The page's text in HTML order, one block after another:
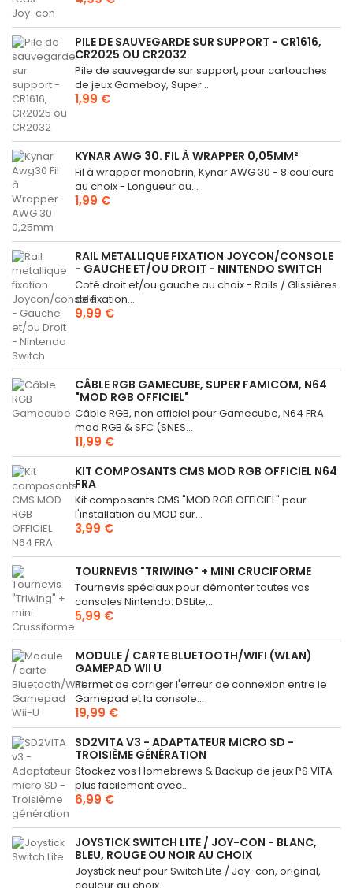
PILE DE SAUVEGARDE SUR SUPPORT - CR1616,
CR2025 OU CR2032
Pile de sauvegarde sur support, pour cartouches
de jeux Gameboy, Super...
1,99 €
KYNAR AWG 30. FIL À WRAPPER 0,05MM²
Fil à wrapper monobrin, Kynar AWG 30 - 8 couleurs
au choix - Longueur au...
1,99 €
RAIL METALLIQUE FIXATION JOYCON/CONSOLE
- GAUCHE ET/OU DROIT - NINTENDO SWITCH
Coté droit et/ou gauche au choix - Rails / Glissières
de fixation...
9,99 €
CÂBLE RGB GAMECUBE, SUPER FAMICOM, N64
"MOD RGB OFFICIEL"
Câble RGB, non officiel pour Gamecube, N64 FRA
mod RGB & SFC (SNES...
11,99 €
KIT COMPOSANTS CMS MOD RGB OFFICIEL N64
FRA
Kit composants CMS "MOD RGB OFFICIEL" pour
l'installation du MOD sur...
3,99 €
TOURNEVIS "TRIWING" + MINI CRUCIFORME
Tournevis spéciaux pour démonter toutes vos
consoles Nintendo: DSLite,...
5,99 €
MODULE / CARTE BLUETOOTH/WIFI (WLAN)
GAMEPAD WII U
Permet de corriger l'erreur de connexion entre le
Gamepad et la console...
19,99 €
SD2VITA V3 - ADAPTATEUR MICRO SD -
TROISIÈME GÉNÉRATION
Stockez vos Homebrews & Backup de jeux PS VITA
plus facilement avec...
6,99 €
JOYSTICK SWITCH LITE / JOY-CON - BLANC,
BLEU, ROUGE OU NOIR AU CHOIX
Joystick neuf pour Switch Lite / Joy-con, original,